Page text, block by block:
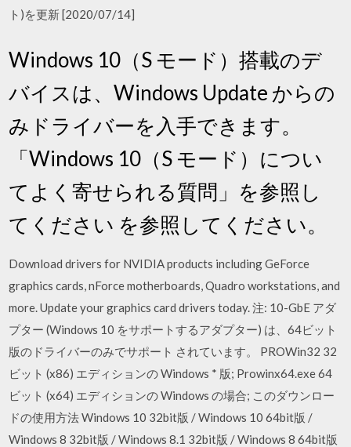
ト)を更新 [2020/07/14]
Windows 10（S モード）搭載のデ
バイスは、Windows Update からの
みドライバーを入手できます。
「Windows 10（S モード）につい
てよく寄せられる質問」を参照し
てください を参照してください。
Download drivers for NVIDIA products including GeForce
graphics cards, nForce motherboards, Quadro workstations, and
more. Update your graphics card drivers today. 注: 10-GbE アダ
プター (Windows 10 をサポートするアダプター) は、64ビット
版のドライバーのみでサポート されています。 PROWin32 32
ビット (x86) エディションの Windows * 版; Prowinx64.exe 64
ビット (x64) エディションの Windows の場合; このダウンロー
ドの使用方法 Windows 10 32bit版 / Windows 10 64bit版 /
Windows 8 32bit版 / Windows 8.1 32bit版 / Windows 8 64bit版